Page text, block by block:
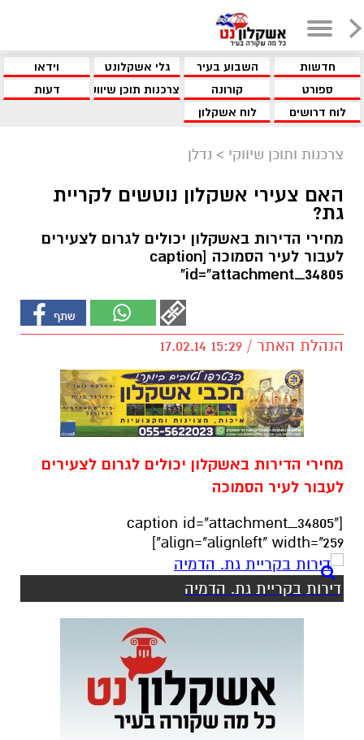
חדשות השבוע בעיר גלי אשקלונט
וידאו
ספורט
קורונה צרכנות תוכן שיווקי
דעות
לוח דרושים
לוח אשקלון
צרכנות ותוכן שיווקי > נדלן
האם צעירי אשקלון נוטשים לקריית
גת?
מחירי הדירות באשקלון יכולים לגרום לצעירים
לעבור לעיר הסמוכה [caption
id="attachment_34805"
הנהלת האתר / 15:29 17.02.14
מחירי הדירות באשקלון יכולים לגרום לצעירים
לעבור לעיר הסמוכה
[caption id="attachment_34805"
align="alignleft" width="259"]
דירות בקריית גת. הדמיה